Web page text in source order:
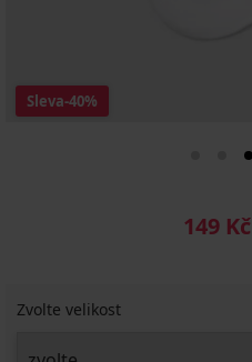
Sleva-40%
149 Kč
Zvolte velikost